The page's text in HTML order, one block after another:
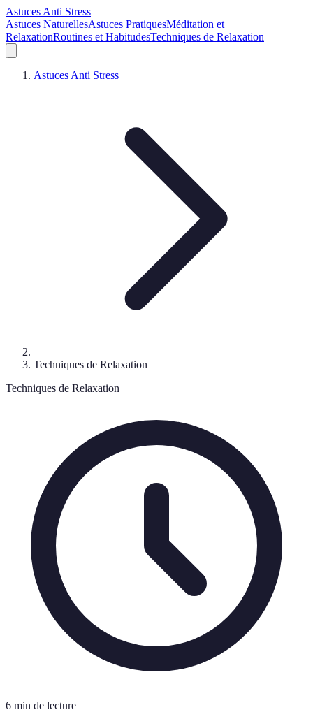
Astuces Anti Stress
Astuces NaturellesAstuces PratiquesMéditation et
RelaxationRoutines et HabitudesTechniques de Relaxation
Astuces Anti Stress
Techniques de Relaxation
Techniques de Relaxation
6 min de lecture